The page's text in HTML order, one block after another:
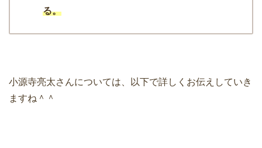
る。
小源寺亮太さんについては、以下で詳しくお伝えしていき
ますね＾＾